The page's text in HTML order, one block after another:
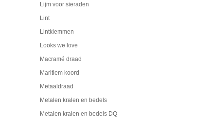
Lijm voor sieraden
Lint
Lintklemmen
Looks we love
Macramé draad
Maritiem koord
Metaaldraad
Metalen kralen en bedels
Metalen kralen en bedels DQ